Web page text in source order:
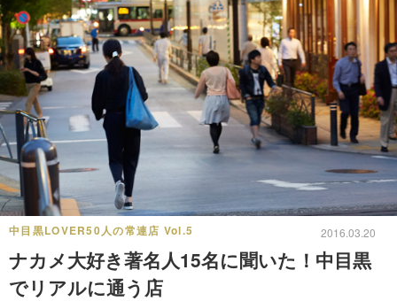
中目黒LOVER50人の常連店 Vol.5 2016.03.20
ナカメ大好き著名人15名に聞いた！中目黒
でリアルに通う店